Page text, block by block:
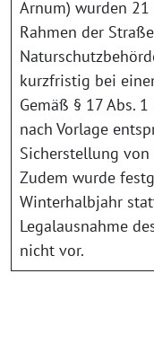
Arnum) wurden
Rahmen der
kurzfristig bei
Gemäß § 17 Abs.
nach Vorlage
Sicherstellung
Zudem wurde
Winterhalbjahr
Legalausnahme
nicht vor.